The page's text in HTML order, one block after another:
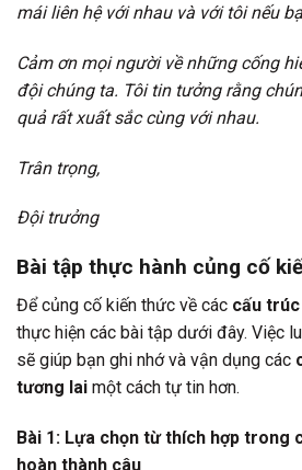
mái liên hệ với nhau và với tôi nếu
Cảm ơn mọi người về những cống
đội chúng ta. Tôi tin tưởng rằng
quả rất xuất sắc cùng với nhau.
Trân trọng,
Đội trưởng
Bài tập thực hành củng cố
Để củng cố kiến thức về các cấu
thực hiện các bài tập dưới đây. Việc
sẽ giúp bạn ghi nhớ và vận dụng các
tương lai một cách tự tin hơn.
Bài 1: Lựa chọn từ thích hợp trong
hoàn thành câu